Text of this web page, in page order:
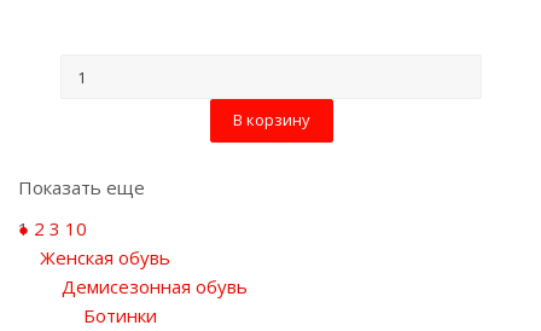
В корзину
Показать еще
1 2 3 10
Женская обувь
Демисезонная обувь
Ботинки